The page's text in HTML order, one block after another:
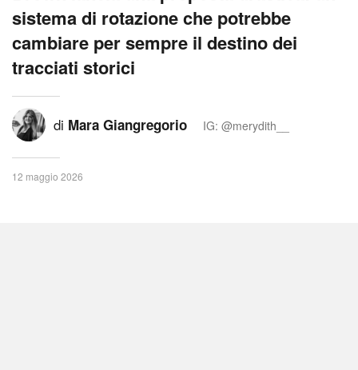
sistema di rotazione che potrebbe
cambiare per sempre il destino dei
tracciati storici
di Mara Giangregorio IG: @merydith__
12 maggio 2026